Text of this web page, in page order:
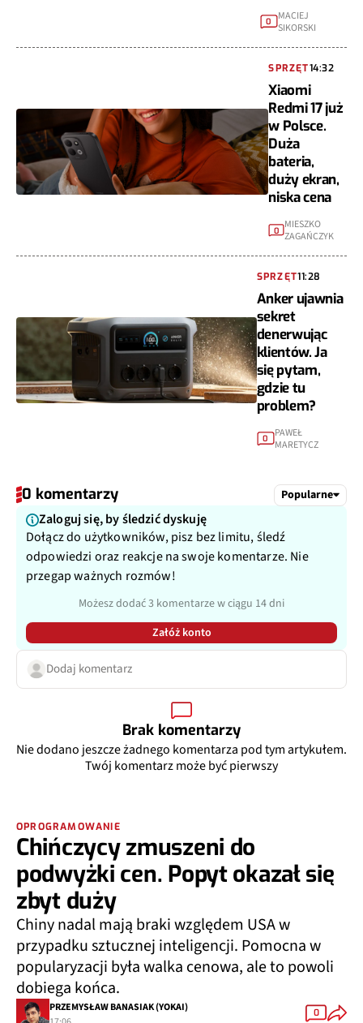
0
MACIEJ
SIKORSKI
SPRZĘT14:32
Xiaomi
Redmi 17 już
w Polsce.
Duża
bateria,
duży ekran,
niska cena
0
MIESZKO
ZAGAŃCZYK
SPRZĘT11:28
Anker ujawnia
sekret
denerwując
klientów. Ja
się pytam,
gdzie tu
problem?
0
PAWEŁ
MARETYCZ
0 komentarzy Popularne
Zaloguj się, by śledzić dyskuję
Dołącz do użytkowników, pisz bez limitu, śledź
odpowiedzi oraz reakcje na swoje komentarze. Nie
przegap ważnych rozmów!
Możesz dodać 3 komentarze w ciągu 14 dni
Załóż konto
Dodaj komentarz
Brak komentarzy
Nie dodano jeszcze żadnego komentarza pod tym artykułem.
Twój komentarz może być pierwszy
OPROGRAMOWANIE
Chińczycy zmuszeni do
podwyżki cen. Popyt okazał się
zbyt duży
Chiny nadal mają braki względem USA w
przypadku sztucznej inteligencji. Pomocna w
popularyzacji była walka cenowa, ale to powoli
dobiega końca.
PRZEMYSŁAW BANASIAK (YOKAI)
0